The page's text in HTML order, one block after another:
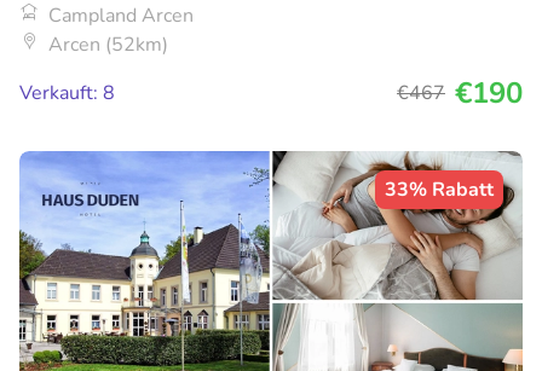
Campland Arcen
Arcen (52km)
Verkauft: 8
€467 €190
33% Rabatt